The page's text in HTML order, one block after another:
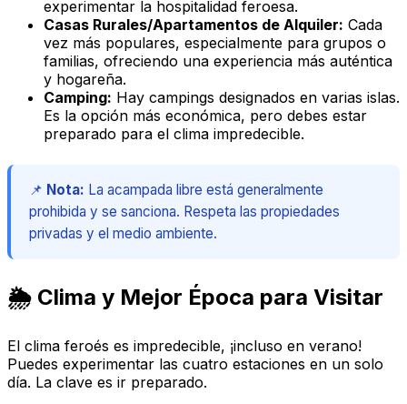
experimentar la hospitalidad feroesa.
Casas Rurales/Apartamentos de Alquiler: Cada
vez más populares, especialmente para grupos o
familias, ofreciendo una experiencia más auténtica
y hogareña.
Camping: Hay campings designados en varias islas.
Es la opción más económica, pero debes estar
preparado para el clima impredecible.
📌 Nota: La acampada libre está generalmente
prohibida y se sanciona. Respeta las propiedades
privadas y el medio ambiente.
🌦️ Clima y Mejor Época para Visitar
El clima feroés es impredecible, ¡incluso en verano!
Puedes experimentar las cuatro estaciones en un solo
día. La clave es ir preparado.